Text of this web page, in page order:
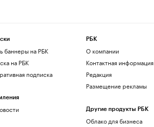
баннеры на РБК
на РБК
подписка
РБК
О компании
Контактная информация
Редакция
Размещение рекламы
Другие продукты РБК
Облако для бизнеса